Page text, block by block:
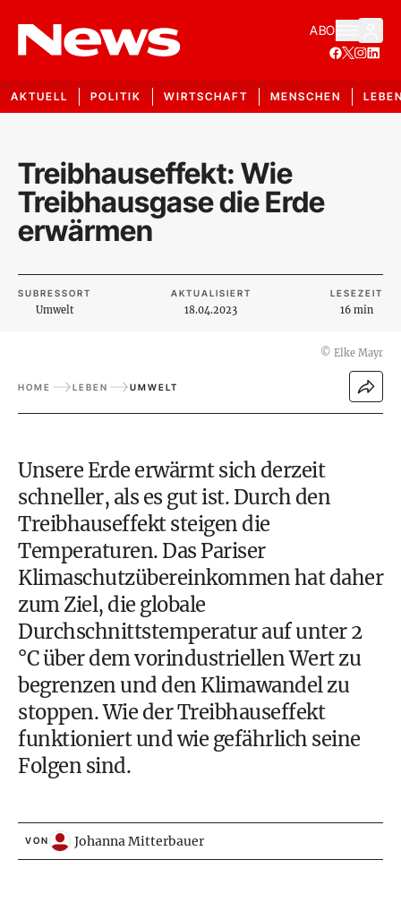
ABO
AKTUELL POLITIK WIRTSCHAFT MENSCHEN
Treibhauseffekt: Wie
Treibhausgase die Erde
erwärmen
SUBRESSORT
Umwelt
AKTUALISIERT
18.04.2023
LESEZEIT
16 min
© Elke Mayr
HOME LEBEN UMWELT
Unsere Erde erwärmt sich derzeit
schneller, als es gut ist. Durch den
Treibhauseffekt steigen die
Temperaturen. Das Pariser
Klimaschutzübereinkommen hat daher
zum Ziel, die globale
Durchschnittstemperatur auf unter 2
°C über dem vorindustriellen Wert zu
begrenzen und den Klimawandelzu
stoppen. Wie der Treibhauseffekt
funktioniert und wie gefährlich seine
Folgen sind.
VON Johanna Mitterbauer